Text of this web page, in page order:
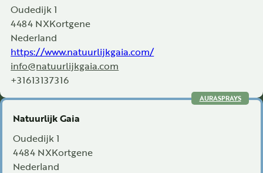
Oudedijk 1
4484 NXKortgene
Nederland
https://www.natuurlijkgaia.com/
info@natuurlijkgaia.com
+31613137316
Natuurlijk Gaia
Oudedijk 1
4484 NXKortgene
Nederland
AURASPRAYS